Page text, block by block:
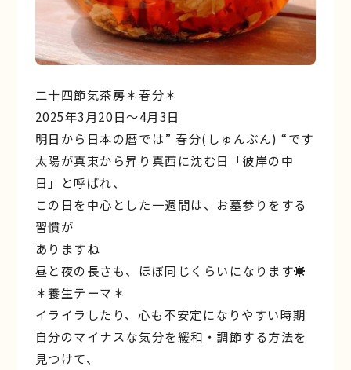
二十四節気茶房＊春分＊
2025年3月20日〜4月3日
明日から日本の暦では” 春分(しゅんぶん) “です
太陽が真東から昇り真⻄に沈む日「彼岸の中
日」と呼ばれ、
この日を中心とした一週間は、お墓参りをする
習慣が
ありますね
昼と夜の⻑さも、ほぼ同じくらいになります☀️
＊養生テーマ＊
イライラしたり、心も不安定になりやすい時期
自分のマイナスな気分を緩和・調節する方法を
見つけて、